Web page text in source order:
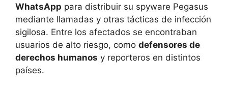
WhatsApp para distribuir su spyware Pegasus
mediante llamadas y otras tácticas de infección
sigilosa. Entre los afectados se encontraban
usuarios de alto riesgo, como defensores de
derechos humanos y reporteros en distintos
países.